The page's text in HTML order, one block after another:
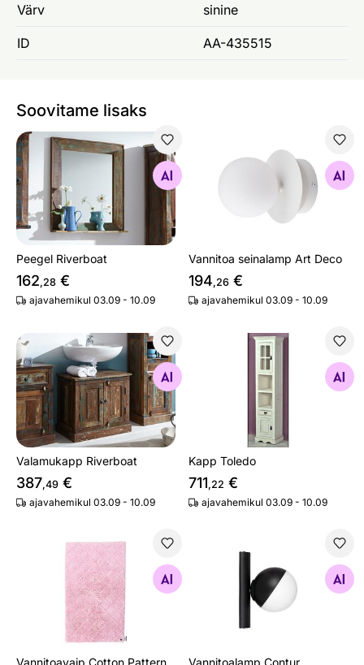
Värv sinine
ID AA-435515
Soovitame lisaks
Peegel Riverboat
Peegel Riverboat
162,28 €
ajavahemikul 03.09 - 10.09
Vannitoa seinalamp Art Deco
Otsi sarnaseid
Vannitoa seinalamp Art Deco
194,26 €
ajavahemikul 03.09 - 10.09
Valamukapp Riverboat
Otsi sarnaseid
Valamukapp Riverboat
387,49 €
ajavahemikul 03.09 - 10.09
Kapp Toledo
Otsi sarnaseid
Kapp Toledo
711,22 €
ajavahemikul 03.09 - 10.09
Vannitoavaip Cotton Pattern 60x60 cm
Otsi sarnaseid
Vannitoalamp Contur
Otsi sarnaseid